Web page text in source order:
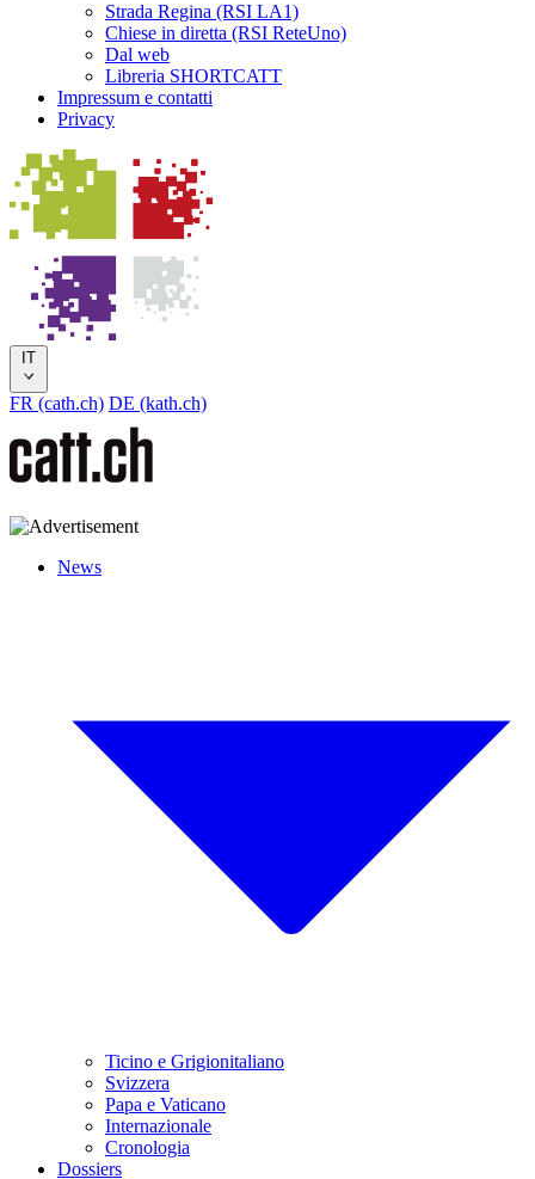
Strada Regina (RSI LA1)
Chiese in diretta (RSI ReteUno)
Dal web
Libreria SHORTCATT
Impressum e contatti
Privacy
IT
FR (cath.ch) DE (kath.ch)
News
Ticino e Grigionitaliano
Svizzera
Papa e Vaticano
Internazionale
Cronologia
Dossiers